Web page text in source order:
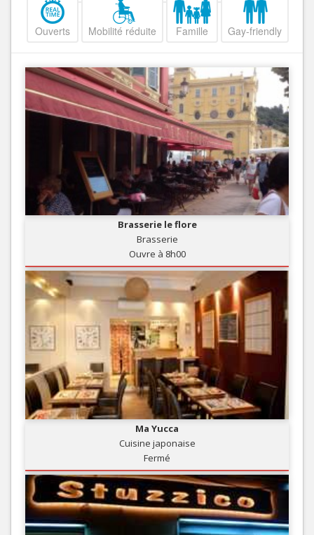
Ouverts Mobilité réduite Famille Gay-friendly
Brasserie le flore
Brasserie
Ouvre à 8h00
Ma Yucca
Cuisine japonaise
Fermé